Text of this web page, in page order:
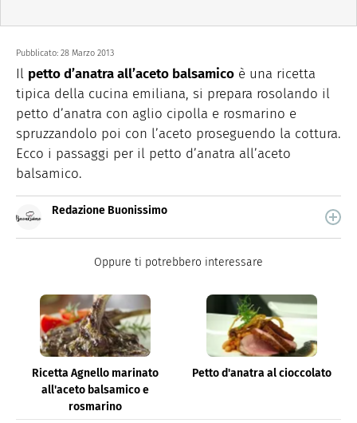
Pubblicato: 28 Marzo 2013
Il petto d’anatra all’aceto balsamico è una ricetta
tipica della cucina emiliana, si prepara rosolando il
petto d’anatra con aglio cipolla e rosmarino e
spruzzandolo poi con l’aceto proseguendo la cottura.
Ecco i passaggi per il petto d’anatra all’aceto
balsamico.
Redazione Buonissimo
quale trovi idee veloci, facili e spiegate passo passo.
Oppure ti potrebbero interessare
Ricetta Agnello marinato
all'aceto balsamico e
rosmarino
Petto d'anatra al cioccolato